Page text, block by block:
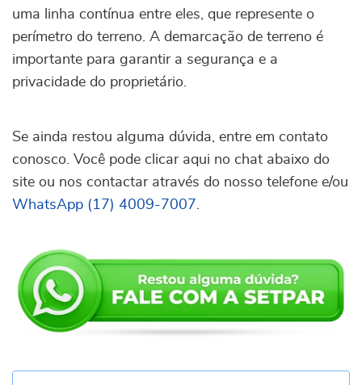
uma linha contínua entre eles, que represente o
perímetro do terreno. A demarcação de terreno é
importante para garantir a segurança e a
privacidade do proprietário.
Se ainda restou alguma dúvida, entre em contato
conosco. Você pode clicar aqui no chat abaixo do
site ou nos contactar através do nosso telefone e/ou
WhatsApp (17) 4009-7007.